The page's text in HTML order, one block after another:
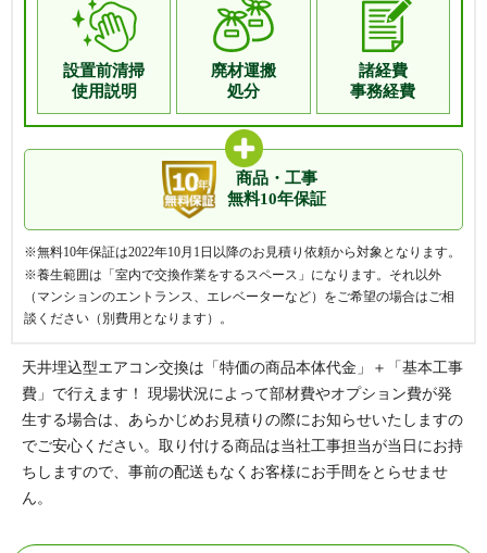
設置前清掃
使用説明
廃材運搬
処分
諸経費
事務経費
商品・工事
無料10年保証
※無料10年保証は2022年10月1日以降のお見積り依頼から対象となります。
※養生範囲は「室内で交換作業をするスペース」になります。それ以外
（マンションのエントランス、エレベーターなど）をご希望の場合はご相
談ください（別費用となります）。
天井埋込型エアコン交換は「特価の商品本体代金」＋「基本工事
費」で行えます！ 現場状況によって部材費やオプション費が発
生する場合は、あらかじめお見積りの際にお知らせいたしますの
でご安心ください。取り付ける商品は当社工事担当が当日にお持
ちしますので、事前の配送もなくお客様にお手間をとらせませ
ん。